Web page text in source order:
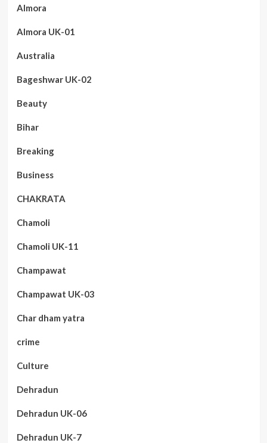
Almora
Almora UK-01
Australia
Bageshwar UK-02
Beauty
Bihar
Breaking
Business
CHAKRATA
Chamoli
Chamoli UK-11
Champawat
Champawat UK-03
Char dham yatra
crime
Culture
Dehradun
Dehradun UK-06
Dehradun UK-7